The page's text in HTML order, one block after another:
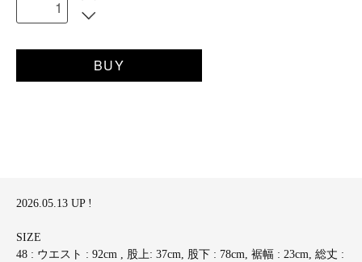
BUY
2026.05.13 UP !
SIZE
48 : ウエスト : 92cm , 股上: 37cm, 股下 : 78cm, 裾幅 : 23cm, 総丈 :